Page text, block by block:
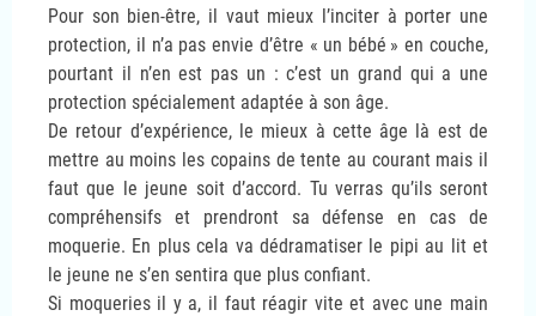
Pour son bien-être, il vaut mieux l’inciter à porter une
protection, il n’a pas envie d’être « un bébé » en couche,
pourtant il n’en est pas un : c’est un grand qui a une
protection spécialement adaptée à son âge.
De retour d’expérience, le mieux à cette âge là est de
mettre au moins les copains de tente au courant mais il
faut que le jeune soit d’accord. Tu verras qu’ils seront
compréhensifs et prendront sa défense en cas de
moquerie. En plus cela va dédramatiser le pipi au lit et
le jeune ne s’en sentira que plus confiant.
Si moqueries il y a, il faut réagir vite et avec une main